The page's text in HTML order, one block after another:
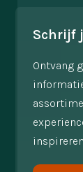
Schrijf
Ontvang